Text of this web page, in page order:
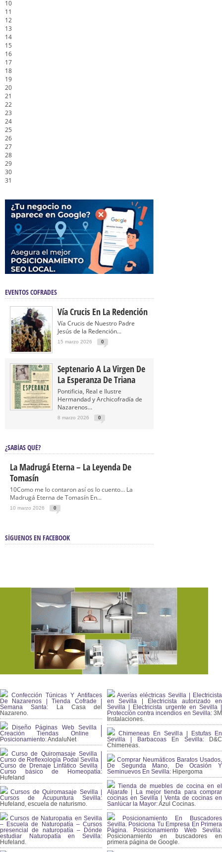
10
11
12
13
14
15
16
17
18
19
20
21
22
23
24
25
26
27
28
29
30
31
EVENTOS COFRADES
Vía Crucis En La Redención
Vía Crucis de Nuestro Padre
Jesús de la Redención...
15 marzo 2026 0
Septenario A La Virgen De
La Esperanza De Triana
Pontificia, Real e Ilustre
Hermandad y Archicofradía de
Nazarenos...
8 marzo 2026 0
¿SABÍAS QUÉ?
La Madrugá Eterna – La Leyenda De
Tomasín
10Como me lo contaron así os lo cuento… La
Madrugá Eterna de Tomasín En...
10 marzo 2026 0
SÍGUENOS EN FACEBOOK
Confección Túnicas Y Antifaces
De Nazarenos | Tienda Cofrade |
Semana Santa: La Casa del
Nazareno.
Diseño Páginas Web Sevilla |
Creación Tiendas Online |
Posicionamiento:AndaluNet
Curso de Quiromasaje Sevilla |
Curso de Reflexología Podal Sevilla |
Curso de Drenaje Linfático Sevilla |
Curso básico de Homeopatía:
Hufeland
Cursos de Quiromasaje Sevilla |
Cursos de Acupuntura Sevilla:
Hufeland, escuela de naturismo.
Cursos de Naturopatia en Sevilla
– Escuela de Naturopatía – Cursos
presencial de naturopatía – Dónde
estudiar Naturopatía en Sevilla:
Hufeland.
Averías eléctricas Sevilla | Electricista
en Sevilla | Electricista autorizado en
Sevilla | Electricista urgente en Sevilla |
Protección contra incendios en Sevilla:3M
Instalaciones.
Chimeneas En Sevilla | Estufas En
Sevilla | Barbacoas En Sevilla:D&C
Chimeneas.
Comprar Neumáticos Baratos Usados,
De Segunda Mano, De Ocasión Y
Seminuevos En Sevilla: Hipergoma
Tienda de muebles de cocina en el
Aljarafe | La mejor tienda para comprar
cocinas en Sevilla | Venta de cocinas en
Sanlúcar la Mayor:Azul Cocinas.
Posicionamiento En Buscadores
Sevilla. Posiciona Tu Empresa En Primera
Página. Posicionamiento Web Sevilla:
Posicionamiento en buscadores en
primera página de Google.